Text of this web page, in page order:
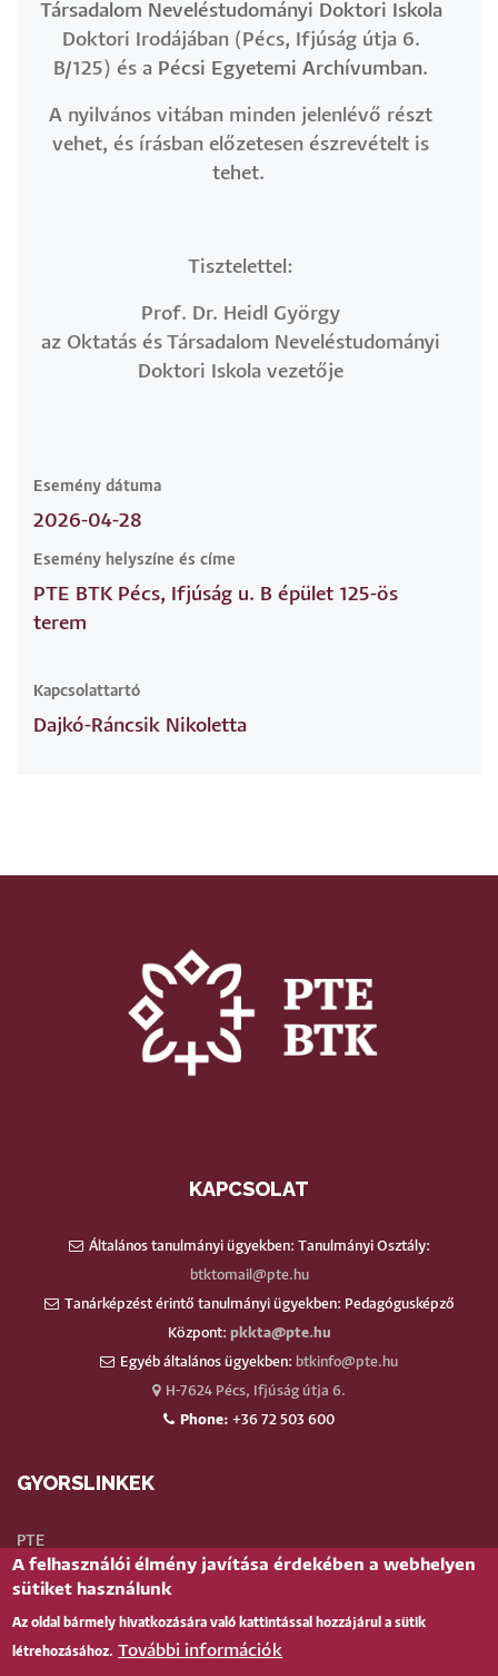
Társadalom Neveléstudományi Doktori Iskola
Doktori Irodájában (Pécs, Ifjúság útja 6.
B/125) és a Pécsi Egyetemi Archívumban.
A nyilvános vitában minden jelenlévő részt
vehet, és írásban előzetesen észrevételt is
tehet.
Tisztelettel:
Prof. Dr. Heidl György
az Oktatás és Társadalom Neveléstudományi
Doktori Iskola vezetője
Esemény dátuma
2026-04-28
Esemény helyszíne és címe
PTE BTK Pécs, Ifjúság u. B épület 125-ös
terem
Kapcsolattartó
Dajkó-Ráncsik Nikoletta
KAPCSOLAT
Általános tanulmányi ügyekben: Tanulmányi Osztály:
btktomail@pte.hu
Tanárképzést érintő tanulmányi ügyekben: Pedagógusképző
Központ: pkkta@pte.hu
Egyéb általános ügyekben: btkinfo@pte.hu
H-7624 Pécs, Ifjúság útja 6.
Phone: +36 72 503 600
GYORSLINKEK
PTE
Neptun
Telefonkönyv
Teams
A felhasználói élmény javítása érdekében a webhelyen
sütiket használunk
Az oldal bármely hivatkozására való kattintással hozzájárul a sütik
létrehozásához. További információk